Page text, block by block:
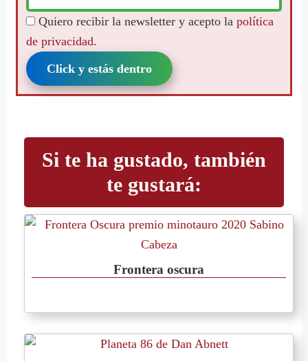
Quiero recibir la newsletter y acepto lapolítica
de privacidad.
Click y estás dentro
Si te ha gustado, también
te gustará:
Frontera oscura